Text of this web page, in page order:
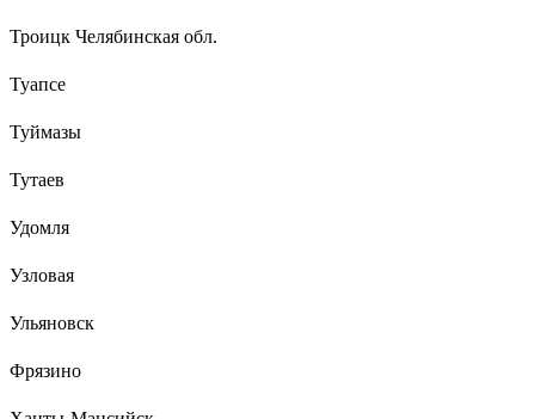
Троицк Челябинская обл.
Туапсе
Туймазы
Тутаев
Удомля
Узловая
Ульяновск
Фрязино